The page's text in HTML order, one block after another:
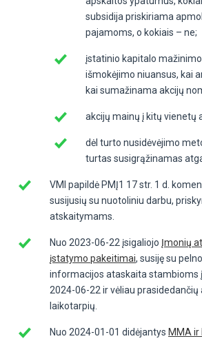
subsidija priskiriama
pajamoms, o kokiais – ne;
įstatinio kapitalo
išmokėjimo niuansus, kai
kai sumažinama akcijų
akcijų mainų į kitų vienetų
dėl turto nusidėvėjimo
turtas susigrąžinamas
VMI papildė PMĮ1 17 str. 1 d.
susijusių su nuotoliniu darbu,
atskaitymams.
Nuo 2023-06-22 įsigaliojo Įmonių
įstatymo pakeitimai, susiję su
informacijos ataskaita stambioms
2024-06-22 ir vėliau prasidedančių
laikotarpių.
Nuo 2024-01-01 didėjantys MMA ir